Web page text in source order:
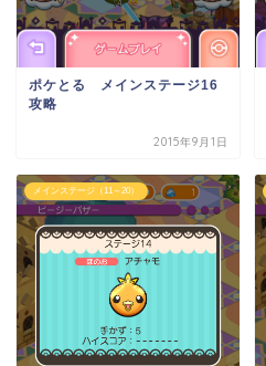
ポケとる メインステージ16
攻略
2015年9月1日
メインステージ（11～20）